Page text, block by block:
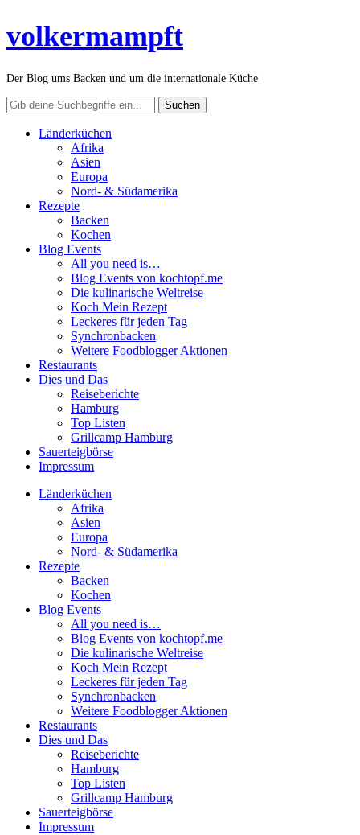
volkermampft
Der Blog ums Backen und um die internationale Küche
Länderküchen
Afrika
Asien
Europa
Nord- & Südamerika
Rezepte
Backen
Kochen
Blog Events
All you need is…
Blog Events von kochtopf.me
Die kulinarische Weltreise
Koch Mein Rezept
Leckeres für jeden Tag
Synchronbacken
Weitere Foodblogger Aktionen
Restaurants
Dies und Das
Reiseberichte
Hamburg
Top Listen
Grillcamp Hamburg
Sauerteigbörse
Impressum
Länderküchen
Afrika
Asien
Europa
Nord- & Südamerika
Rezepte
Backen
Kochen
Blog Events
All you need is…
Blog Events von kochtopf.me
Die kulinarische Weltreise
Koch Mein Rezept
Leckeres für jeden Tag
Synchronbacken
Weitere Foodblogger Aktionen
Restaurants
Dies und Das
Reiseberichte
Hamburg
Top Listen
Grillcamp Hamburg
Sauerteigbörse
Impressum